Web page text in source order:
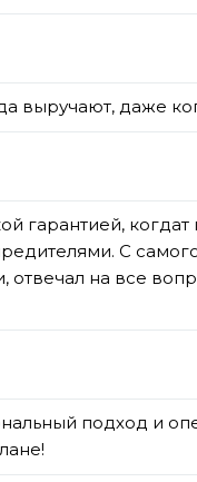
выручают, даже
гарантией,
С
отвечал на все
подход и